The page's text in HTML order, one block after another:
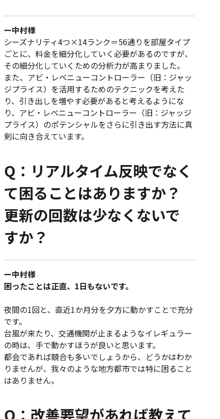
ー中村様
シーズナリティ4つ×14ランク＝56通りを部屋タイプ
ごとに、料金を細分化していく必要があるのですが、
その細分化していくための分析力が高まりました。
また、アビ・レベニューコントローラー（旧：ジャッ
ジプライス）を活用するためのテクニックを考えた
り、引き出しを増やす必要があると考えるようにな
り、アビ・レベニューコントローラー（旧：ジャッジ
プライス）のポテンシャルをさらに引き出す方法に真
剣に向き合えています。
Q：リアルタイム反映でなく
て困ることはありますか？
更新の回数は少なくないで
すか？
ー中村様
困ったことは正直、1日もないです。
夜間の1回と、直近1か月分を夕方に動かすことで充分
です。
台風が来たり、交通機関が止まるようなイレギュラー
の時は、手で動かすほうが良いと思います。
都会であれば競合も多いでしょうから、どうかはわか
りませんが、我々のような地方都市では特に困ること
はありません。